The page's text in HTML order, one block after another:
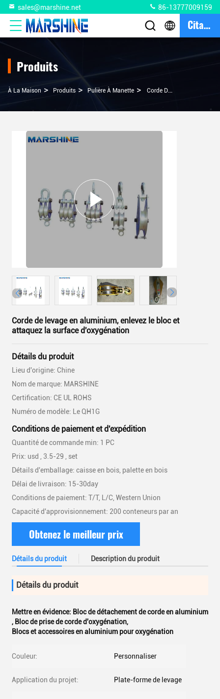
sales@marshine.net 86-13777009159
Citation
Produits
À La Maison > Produits > Pulière À Manette > Corde De Levage En Aluminium, Enlevez Le Bloc Et Attaquez La Surface D'oxygénation
Corde de levage en aluminium, enlevez le bloc et
attaquez la surface d'oxygénation
Détails du produit
Lieu d'origine: Chine
Nom de marque: MARSHINE
Certification: CE UL ROHS
Numéro de modèle: Le QH1G
Conditions de paiement et d'expédition
Quantité de commande min: 1 PC
Prix: usd , 3.5-29 , set
Détails d'emballage: caisse en bois, palette en bois
Délai de livraison: 15-30day
Conditions de paiement: T/T, L/C, Western Union
Capacité d'approvisionnement: 200 conteneurs par an
Obtenez le meilleur prix
Détails du produit Description du produit
Détails du produit
Mettre en évidence: Bloc de détachement de corde en aluminium
, Bloc de prise de corde d'oxygénation,
Blocs et accessoires en aluminium pour oxygénation
Couleur: Personnaliser
Application du projet: Plate-forme de levage